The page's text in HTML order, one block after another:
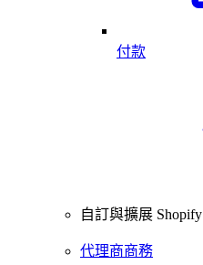
付款
自訂與擴展 Shopify
代理商商務